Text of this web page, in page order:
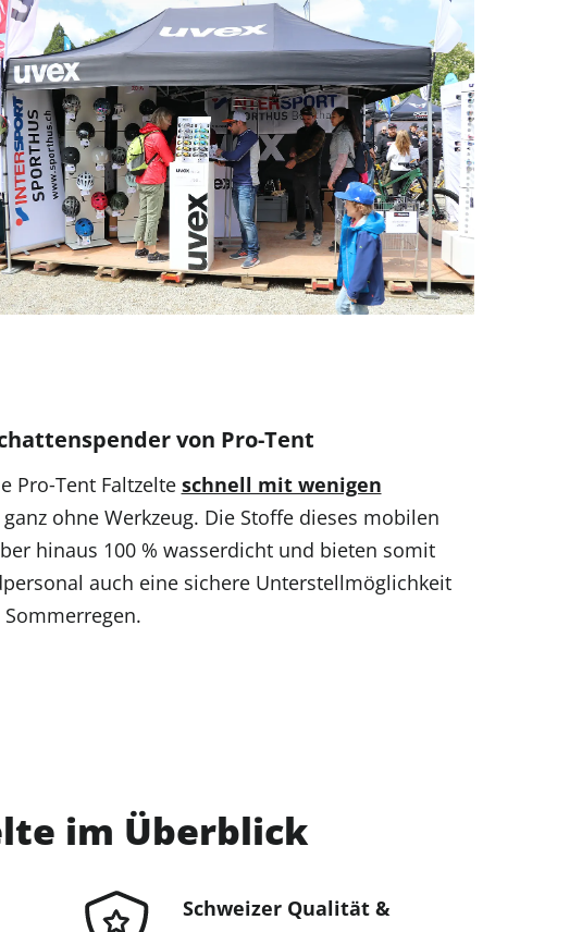
von Pro‑Tent
Pro‑Tent Faltzelte schnell mit wenigen
ohne Werkzeug. Die Stoffe dieses mobilen
hinaus 100 % wasserdicht und bieten somit
auch eine sichere Unterstellmöglichkeit
im Überblick
Schweizer Qualität &